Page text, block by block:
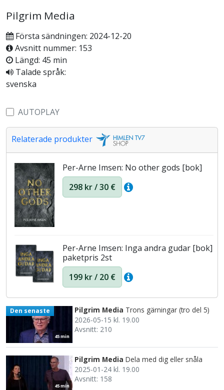
Pilgrim Media
Första sändningen: 2024-12-20
Avsnitt nummer: 153
Längd: 45 min
Talade språk:
svenska
AUTOPLAY
Relaterade produkter
Per-Arne Imsen: No other gods [bok]
298 kr / 30 €
Per-Arne Imsen: Inga andra gudar [bok]
paketpris 2st
199 kr / 20 €
45 min
Den senaste Pilgrim Media Trons gärningar (tro del 5)
2026-05-15 kl. 19.00
Avsnitt: 210
45 min
Pilgrim Media Dela med dig eller snåla
2025-01-24 kl. 19.00
Avsnitt: 158